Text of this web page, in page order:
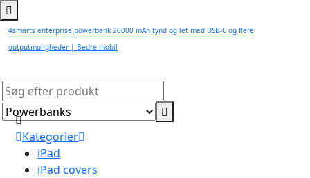
4smarts enterprise powerbank 20000 mAh tynd og let med USB-C og flere
outputmuligheder | Bedre mobil
Kategorier
iPad
iPad covers